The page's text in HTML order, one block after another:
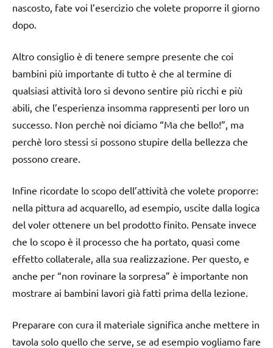
nascosto, fate voi l’esercizio che volete proporre il giorno
dopo.
Altro consiglio è di tenere sempre presente che coi
bambini più importante di tutto è che al termine di
qualsiasi attività loro si devono sentire più ricchi e più
abili, che l’esperienza insomma rappresenti per loro un
successo. Non perchè noi diciamo “Ma che bello!”, ma
perchè loro stessi si possono stupire della bellezza che
possono creare.
Infine ricordate lo scopo dell’attività che volete proporre:
nella pittura ad acquarello, ad esempio, uscite dalla logica
del voler ottenere un bel prodotto finito. Pensate invece
che lo scopo è il processo che ha portato, quasi come
effetto collaterale, alla sua realizzazione. Per questo, e
anche per “non rovinare la sorpresa” è importante non
mostrare ai bambini lavori già fatti prima della lezione.
Preparare con cura il materiale significa anche mettere in
tavola solo quello che serve, se ad esempio vogliamo fare